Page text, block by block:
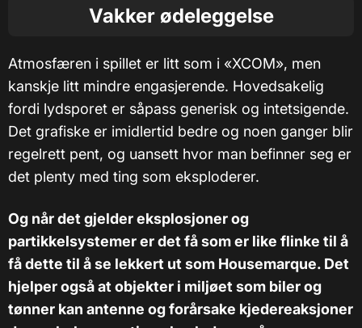
Vakker ødeleggelse
Atmosfæren i spillet er litt som i «XCOM», men
kanskje litt mindre engasjerende. Hovedsakelig
fordi lydsporet er såpass generisk og intetsigende.
Det grafiske er imidlertid bedre og noen ganger blir
regelrett pent, og uansett hvor man befinner seg er
det plenty med ting som eksploderer.
Og når det gjelder eksplosjoner og
partikkelsystemer er det få som er like flinke til å
få dette til å se lekkert ut som Housemarque. Det
hjelper også at objekter i miljøet som biler og
tønner kan antenne og forårsake kjedereaksjoner